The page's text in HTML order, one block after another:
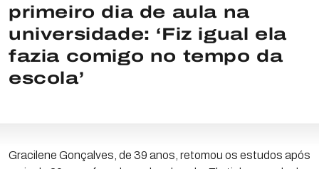
primeiro dia de aula na
universidade: ‘Fiz igual ela
fazia comigo no tempo da
escola’
Gracilene Gonçalves, de 39 anos, retomou os estudos após